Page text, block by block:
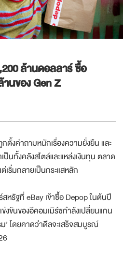
ล้านดอลลาร์ ซื้อ
นของ Gen Z
งคำถามหนักเรื่องความยั่งยืน และ
นทั้งคลังสไตล์และแหล่งเงินทุน ตลาด
เริ่มกลายเป็นกระแสหลัก
หรัฐที่ eBay เข้าซื้อ Depop ในต้นปี
นของอีคอมเมิร์ซกำลังเปลี่ยนแกน
โดยคาดว่าดีลจะเสร็จสมบูรณ์